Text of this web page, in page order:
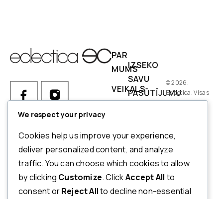
Ja Jums ir kādi jautājumi par
pasūtījumu, produktiem vai
mūsu pakalpojumiem,
lūdzu, sazinieties ar mūsu
klientu apkalpošanas
dienestu.
PAR
MUMS
VEIKALS
IZSEKO
SAVU
PASŪTĪJUMU
NORĒĶINI
ATMAKSAS
UN
ATGRIEŠANAS
© 2026.
Eclectica. Visas
tiesības
We respect your privacy
Cookies help us improve your experience,
deliver personalized content, and analyze
traffic. You can choose which cookies to allow
by clicking Customize. ClickAccept Allto
consent orReject Allto decline non-essential